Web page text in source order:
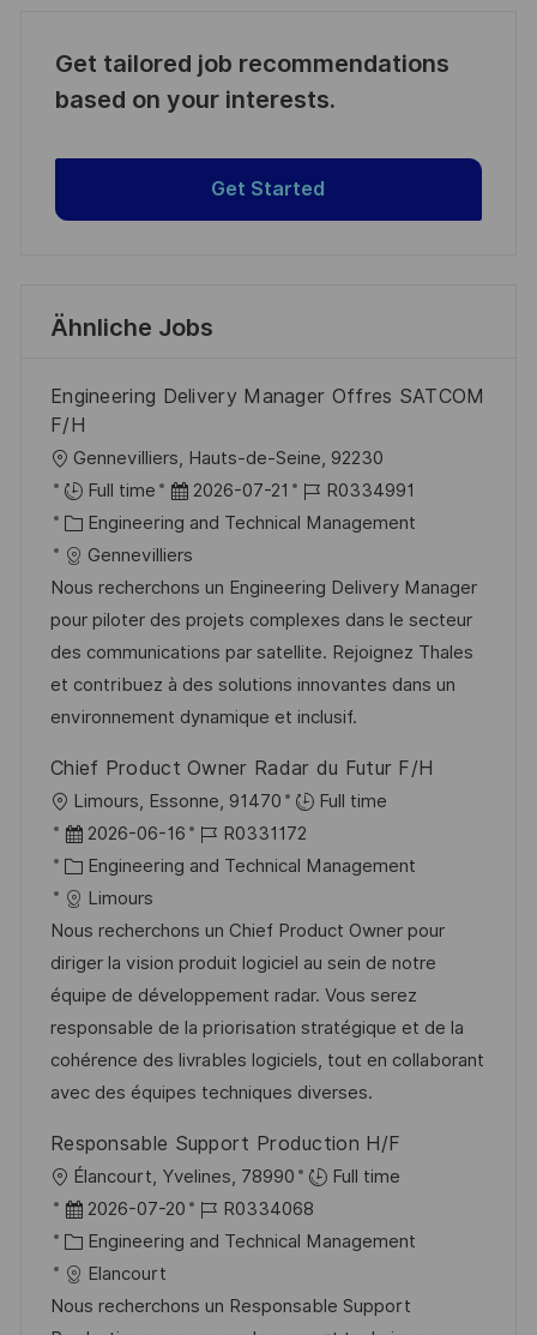
Get tailored job recommendations
based on your interests.
Get Started
Ähnliche Jobs
Engineering Delivery Manager Offres SATCOM
F/H
O
r
t
Gennevilliers, Hauts-de-Seine, 92230
Full time
D
a
t
u
m
d
e
r
e
r
ö
f
e
n
t
l
i
c
h
u
n
g
2026-07-21
J
o
-
I
D
R0334991
K
a
t
e
g
o
r
e
Engineering and Technical Management
Gennevilliers
Nous recherchons un Engineering Delivery Manager
pour piloter des projets complexes dans le secteur
des communications par satellite. Rejoignez Thales
et contribuez à des solutions innovantes dans un
environnement dynamique et inclusif.
Chief Product Owner Radar du Futur F/H
O
r
t
Limours, Essonne, 91470
Full time
D
a
t
u
m
d
e
r
V
r
ö
f
f
e
n
2026-06-16
J
o
-
I
D
R0331172
K
a
t
e
g
o
r
i
Engineering and Technical Management
Limours
Nous recherchons un Chief Product Owner pour
diriger la vision produit logiciel au sein de notre
équipe de développement radar. Vous serez
responsable de la priorisation stratégique et de la
cohérence des livrables logiciels, tout en collaborant
avec des équipes techniques diverses.
Responsable Support Production H/F
O
r
t
Élancourt, Yvelines, 78990
Full time
D
a
t
u
2026-07-20
J
o
-
R0334068
K
a
t
Engineering and Technical Management
Elancourt
Nous recherchons un Responsable Support